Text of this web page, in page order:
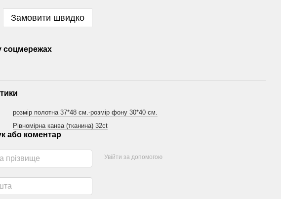
Замовити швидко
соцмережах
розмір полотна 37*48 см.-розмір фону 30*40 см.
Рівномірна канва (тканина) 32ct
або коментар
Увійти за допомогою